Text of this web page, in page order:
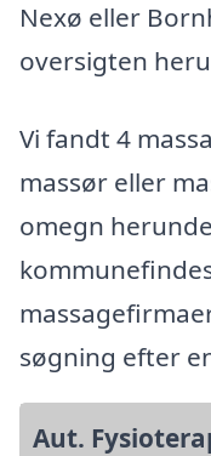
Nexø eller
oversigten
Vi fandt 4
massør eller
omegn
søgning efter
Aut.